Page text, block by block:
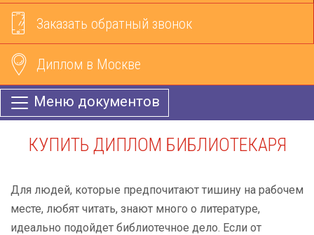
Заказать обратный звонок
Диплом в Москве
Меню документов
КУПИТЬ ДИПЛОМ БИБЛИОТЕКАРЯ
Для людей, которые предпочитают тишину на рабочем
месте, любят читать, знают много о литературе,
идеально подойдет библиотечное дело. Если от